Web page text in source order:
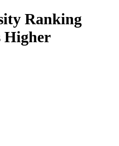
Ranking
Higher